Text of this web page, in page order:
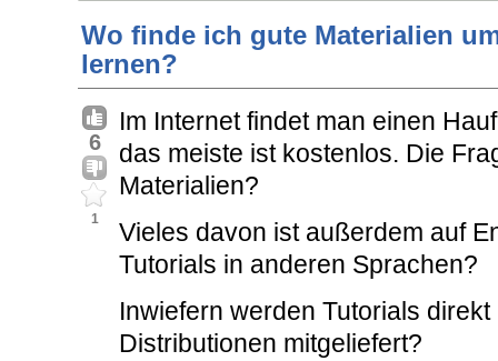
Wo finde ich gute Materialien
lernen?
6
1
Im Internet findet man einen
das meiste ist kostenlos. Die
Materialien?
Vieles davon ist außerdem auf
Tutorials in anderen Sprachen?
Inwiefern werden Tutorials
Distributionen mitgeliefert?